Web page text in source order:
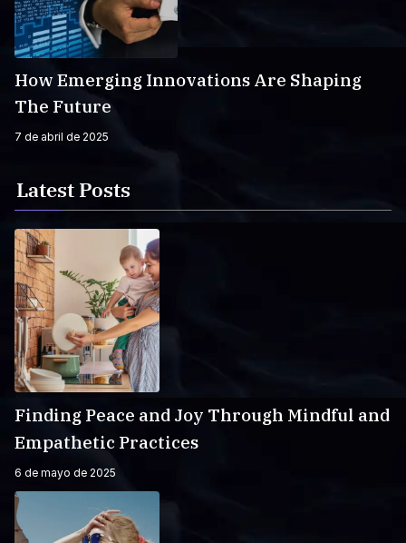
How Emerging Innovations Are Shaping
The Future
7 de abril de 2025
Latest Posts
Finding Peace and Joy Through Mindful and
Empathetic Practices
6 de mayo de 2025